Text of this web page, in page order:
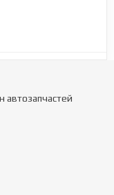
автозапчастей